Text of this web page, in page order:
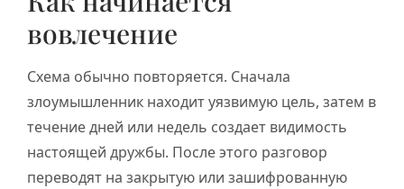
вовлечение
Схема обычно повторяется. Сначала
злоумышленник находит уязвимую цель, затем в
течение дней или недель создает видимость
настоящей дружбы. После этого разговор
переводят на закрытую или зашифрованную